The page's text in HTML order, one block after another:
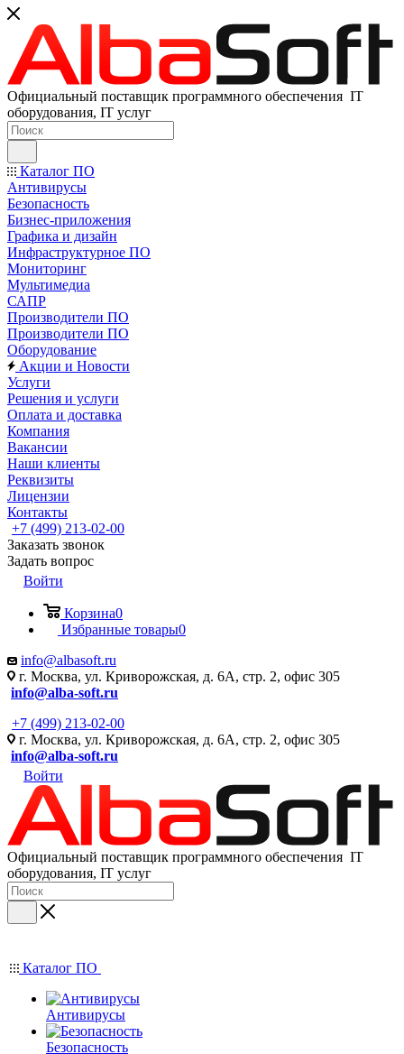
Официальный поставщик программного обеспечения IT
оборудования, IT услуг
Каталог ПО
Антивирусы
Безопасность
Бизнес-приложения
Графика и дизайн
Инфраструктурное ПО
Мониторинг
Мультимедиа
САПР
Производители ПО
Производители ПО
Оборудование
Акции и Новости
Услуги
Решения и услуги
Оплата и доставка
Компания
Вакансии
Наши клиенты
Реквизиты
Лицензии
Контакты
+7 (499) 213-02-00
Заказать звонок
Задать вопрос
Войти
Корзина0
Избранные товары0
info@albasoft.ru
г. Москва, ул. Криворожская, д. 6А, стр. 2, офис 305
info@alba-soft.ru
+7 (499) 213-02-00
г. Москва, ул. Криворожская, д. 6А, стр. 2, офис 305
info@alba-soft.ru
Войти
Официальный поставщик программного обеспечения IT
оборудования, IT услуг
Каталог ПО
Антивирусы
Безопасность